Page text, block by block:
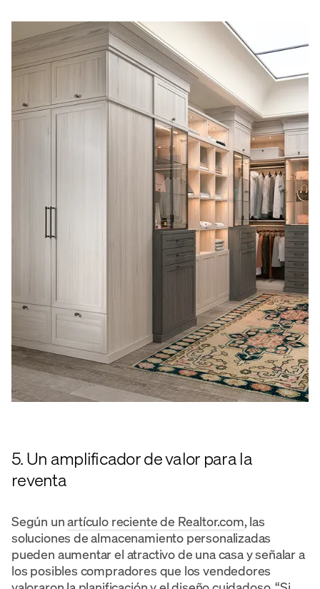
5. Un amplificador de valor para la
reventa
Según unartículo reciente de Realtor.com, las
soluciones de almacenamiento personalizadas
pueden aumentar el atractivo de una casa y señalar a
los posibles compradores que los vendedores